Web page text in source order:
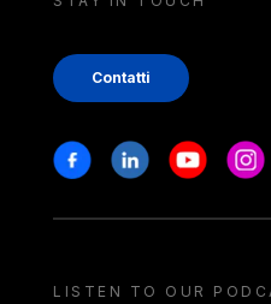
Contatti
Stay in touch
FacebookLinkedinYoutube
LISTEN TO OUR